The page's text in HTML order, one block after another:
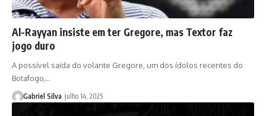
Al-Rayyan insiste em ter Gregore, mas Textor faz
jogo duro
A possível saída do volante Gregore, um dos ídolos recentes do
Botafogo,…
Gabriel Silva julho 14, 2025